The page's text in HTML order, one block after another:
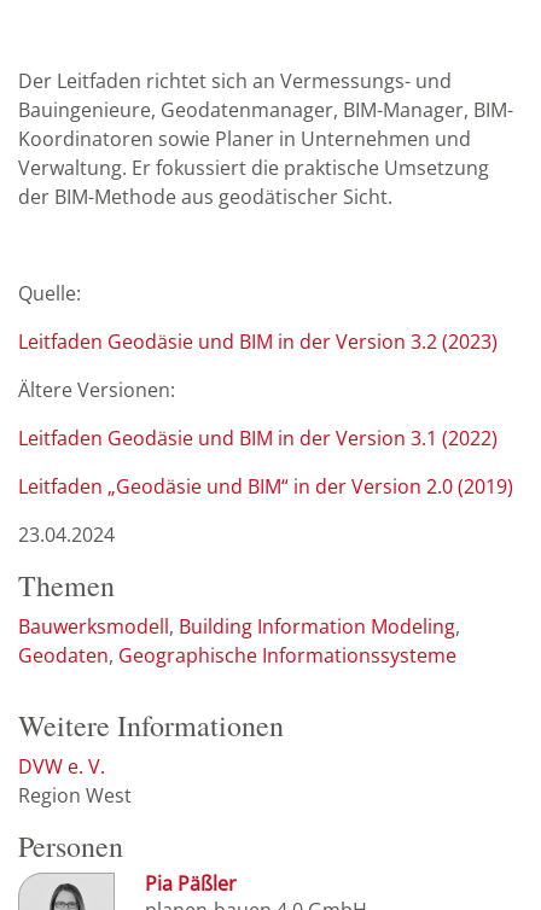
Der Leitfaden richtet sich an Vermessungs- und
Bauingenieure, Geodatenmanager, BIM-Manager, BIM-
Koordinatoren sowie Planer in Unternehmen und
Verwaltung. Er fokussiert die praktische Umsetzung
der BIM-Methode aus geodätischer Sicht.
Quelle:
Leitfaden Geodäsie und BIM in der Version 3.2 (2023)
Ältere Versionen:
Leitfaden Geodäsie und BIM in der Version 3.1 (2022)
Leitfaden „Geodäsie und BIM“ in der Version 2.0 (2019)
23.04.2024
Themen
Bauwerksmodell Building Information Modeling
Geodaten Geographische Informationssysteme
Weitere Informationen
DVW e. V.
Region West
Personen
Pia Päßler